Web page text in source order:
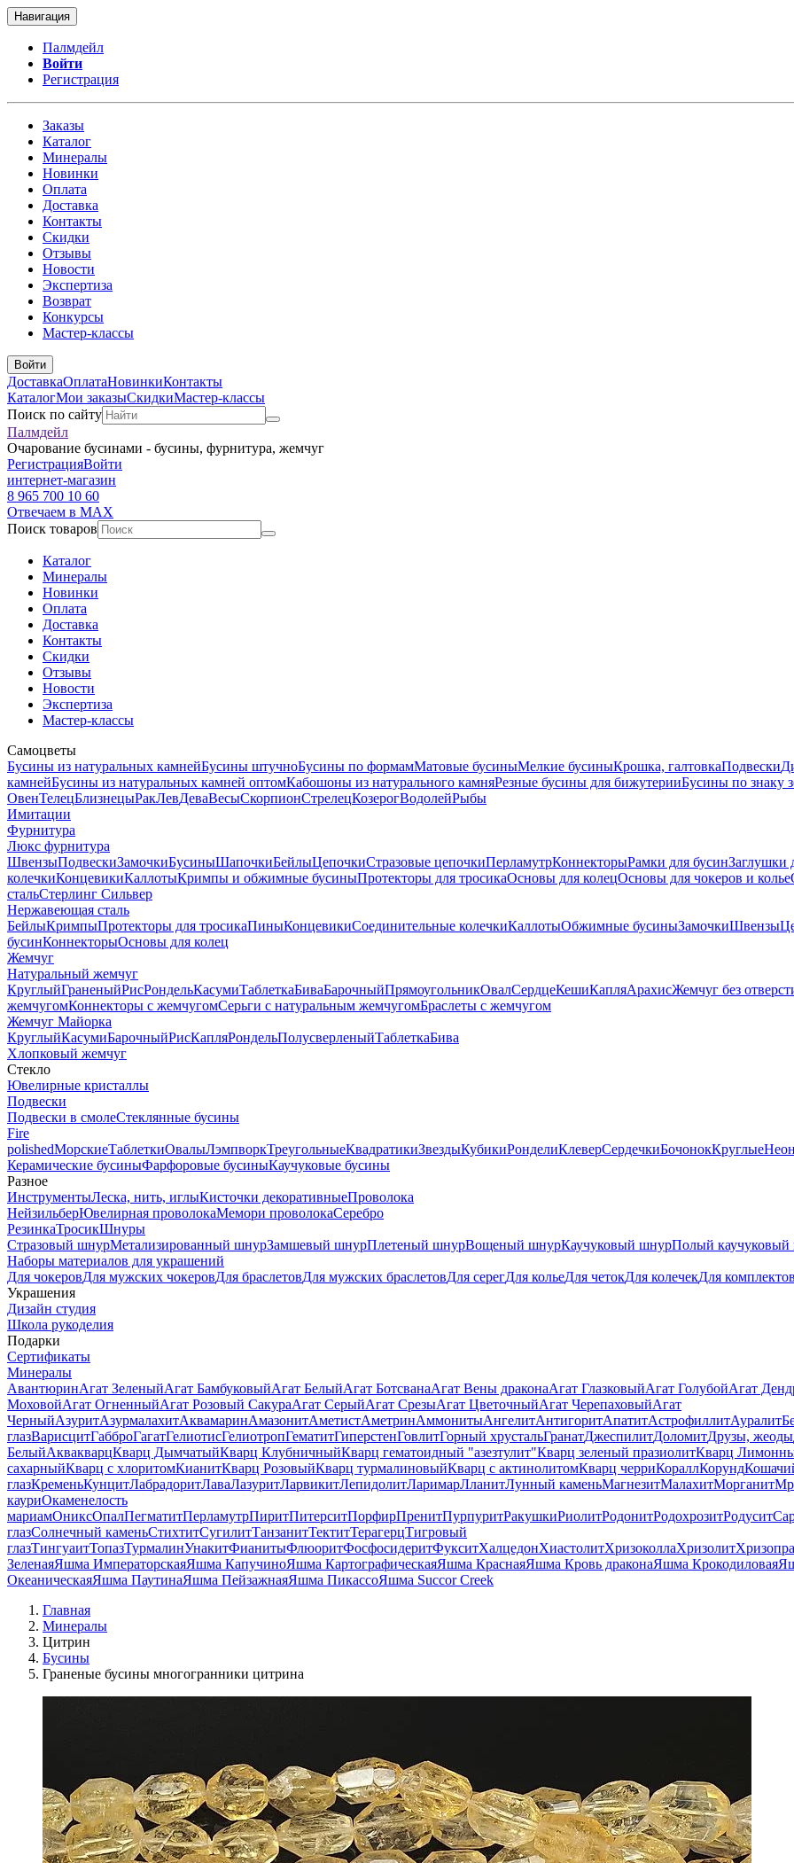
Навигация
Палмдейл
Войти
Регистрация
Заказы
Каталог
Минералы
Новинки
Оплата
Доставка
Контакты
Скидки
Отзывы
Новости
Экспертиза
Возврат
Конкурсы
Мастер-классы
Войти
ДоставкаОплатаНовинкиКонтакты
КаталогМои заказыСкидкиМастер-классы
Поиск по сайту
Палмдейл
Очарование бусинами - бусины, фурнитура, жемчуг
РегистрацияВойти
интернет-магазин
8 965 700 10 60
Отвечаем в MAX
Поиск товаров
Каталог
Минералы
Новинки
Оплата
Доставка
Контакты
Скидки
Отзывы
Новости
Экспертиза
Мастер-классы
Самоцветы
Бусины из натуральных камнейБусины штучноБусины по формамМатовые бусиныМелкие бусиныКрошка, галтовкаПодвески
камнейБусины из натуральных камней оптомКабошоны из натурального камняРезные бусины для бижутерииБусины по знаку
ОвенТелецБлизнецыРакЛевДеваВесыСкорпионСтрелецКозерогВодолейРыбы
Имитации
Фурнитура
Люкс фурнитура
ШвензыПодвескиЗамочкиБусиныШапочкиБейлыЦепочкиСтразовые цепочкиПерламутрКоннекторыРамки для бусинЗаглушки
колечкиКонцевикиКаллотыКримпы и обжимные бусиныПротекторы для тросикаОсновы для колецОсновы для чокеров и колье
стальСтерлинг Сильвер
Нержавеющая сталь
БейлыКримпыПротекторы для тросикаПиныКонцевикиСоединительные колечкиКаллотыОбжимные бусиныЗамочкиШвензы
бусинКоннекторыОсновы для колец
Жемчуг
Натуральный жемчуг
КруглыйГраненыйРисРондельКасумиТаблеткаБиваБарочныйПрямоугольникОвалСердцеКешиКапляАрахисЖемчуг без
жемчугомКоннекторы с жемчугомСерьги с натуральным жемчугомБраслеты с жемчугом
Жемчуг Майорка
КруглыйКасумиБарочныйРисКапляРондельПолусверленыйТаблеткаБива
Хлопковый жемчуг
Стекло
Ювелирные кристаллы
Подвески
Подвески в смолеСтеклянные бусины
Fire
polishedМорскиеТаблеткиОвалыЛэмпворкТреугольныеКвадратикиЗвездыКубикиРонделиКлеверСердечкиБочонокКруглые
Керамические бусиныФарфоровые бусиныКаучуковые бусины
Разное
ИнструментыЛеска, нить, иглыКисточки декоративныеПроволока
НейзильберЮвелирная проволокаМемори проволокаСеребро
РезинкаТросикШнуры
Стразовый шнурМетализированный шнурЗамшевый шнурПлетеный шнурВощеный шнурКаучуковый шнурПолый
Наборы материалов для украшений
Для чокеровДля мужских чокеровДля браслетовДля мужских браслетовДля серегДля кольеДля четокДля колечекДля
Украшения
Дизайн студия
Школа рукоделия
Подарки
Сертификаты
Минералы
АвантюринАгат ЗеленыйАгат БамбуковыйАгат БелыйАгат БотсванаАгат Вены драконаАгат ГлазковыйАгат ГолубойАгат
МоховойАгат ОгненныйАгат Розовый СакураАгат СерыйАгат СрезыАгат ЦветочныйАгат ЧерепаховыйАгат
ЧерныйАзуритАзурмалахитАквамаринАмазонитАметистАметринАммонитыАнгелитАнтигоритАпатитАстрофиллитАуралит
глазВарисцитГабброГагатГелиотисГелиотропГематитГиперстенГовлитГорный хрустальГранатДжеспилитДоломитДрузы, жеоды
БелыйАквакварцКварц ДымчатыйКварц КлубничныйКварц гематоидный "азезтулит"Кварц зеленый празиолитКварц
сахарныйКварц с хлоритомКианитКварц РозовыйКварц турмалиновыйКварц с актинолитомКварц черриКораллКорунд
глазКременьКунцитЛабрадоритЛаваЛазуритЛарвикитЛепидолитЛаримарЛланитЛунный каменьМагнезитМалахитМорганит
кауриОкаменелость
мариамОниксОпалПегматитПерламутрПиритПитерситПорфирПренитПурпуритРакушкиРиолитРодонитРодохрозитРодусит
глазСолнечный каменьСтихтитСугилитТанзанитТектитТерагерцТигровый
глазТингуаитТопазТурмалинУнакитФианитыФлюоритФосфосидеритФукситХалцедонХиастолитХризоколлаХризолит
ЗеленаяЯшма ИмператорскаяЯшма КапучиноЯшма КартографическаяЯшма КраснаяЯшма Кровь драконаЯшма Крокодиловая
ОкеаническаяЯшма ПаутинаЯшма ПейзажнаяЯшма ПикассоЯшма Succor Creek
Главная
Минералы
Цитрин
Бусины
Граненые бусины многогранники цитрина